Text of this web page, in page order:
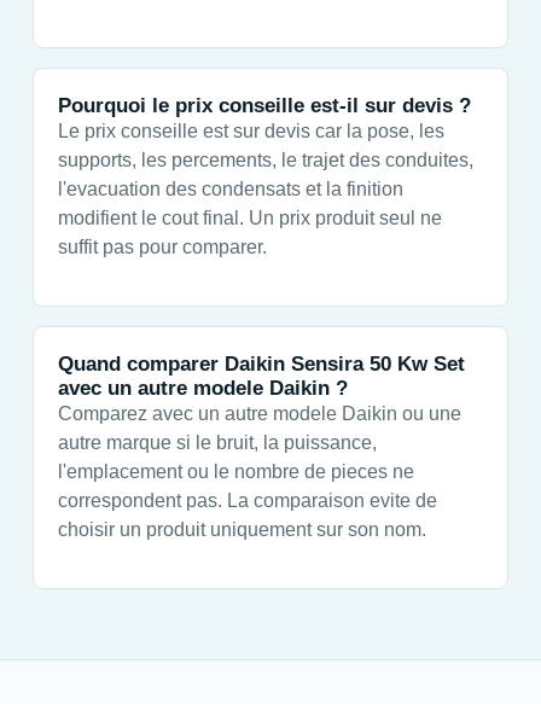
Pourquoi le prix conseille est-il sur devis ?
Le prix conseille est sur devis car la pose, les
supports, les percements, le trajet des conduites,
l'evacuation des condensats et la finition
modifient le cout final. Un prix produit seul ne
suffit pas pour comparer.
Quand comparer Daikin Sensira 50 Kw Set
avec un autre modele Daikin ?
Comparez avec un autre modele Daikin ou une
autre marque si le bruit, la puissance,
l'emplacement ou le nombre de pieces ne
correspondent pas. La comparaison evite de
choisir un produit uniquement sur son nom.